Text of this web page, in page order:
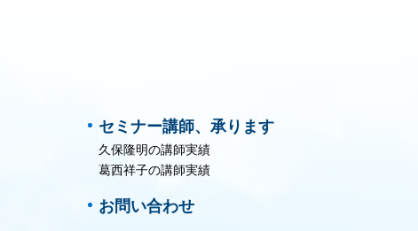
セミナー講師、承ります
久保隆明の講師実績
葛西祥子の講師実績
お問い合わせ